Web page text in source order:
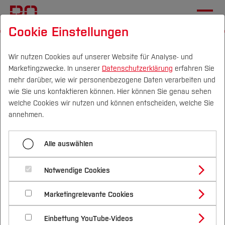
Campus Personen DE|EN Quicklinks
Studium
Studienangebote
Bachelorstudiengänge
Masterstudiengänge
Vor dem Studium
Bewerben & Einschreiben
Bewerbungsportal
Im Studium
Studienbüros und Prüfungen
Nach dem Studium
Forschung & Transfer
Profil
Forschungs- und Transferprofil
Schwerpunkte (FuT)
Beratung & Förderung
Nachhaltigkeit
Nachhaltigkeit studieren
International
Anleitungen
GAST-WLAN am Standort Bochum
Das GAST-WLAN (SSID:
Gästen der Hochschule Bochum am Standort
Bochum zum temporären Zugriff auf das Internet
zur Verfügung. Die Freischaltung ist für 24h gültig.
Anleitungen:
Cookie Einstellungen
Wir nutzen Cookies auf unserer Website für Analyse- und
Marketingzwecke. In unserer Datenschutzerklärung erfahren Sie
mehr darüber, wie wir personenbezogene Daten verarbeiten und
wie Sie uns kontaktieren können. Hier können Sie genau sehen
welche Cookies wir nutzen und können entscheiden, welche Sie
annehmen.
Alle auswählen
Notwendige Cookies
Marketingrelevante Cookies
Einbettung YouTube-Videos